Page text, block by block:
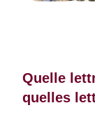
Quelle
quelles